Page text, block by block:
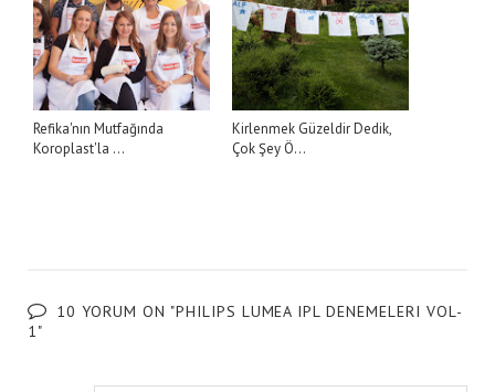
Refika'nın Mutfağında
Koroplast'la ...
Kirlenmek Güzeldir Dedik,
Çok Şey Ö...
10 YORUM ON "PHILIPS LUMEA IPL DENEMELERI VOL-
1"